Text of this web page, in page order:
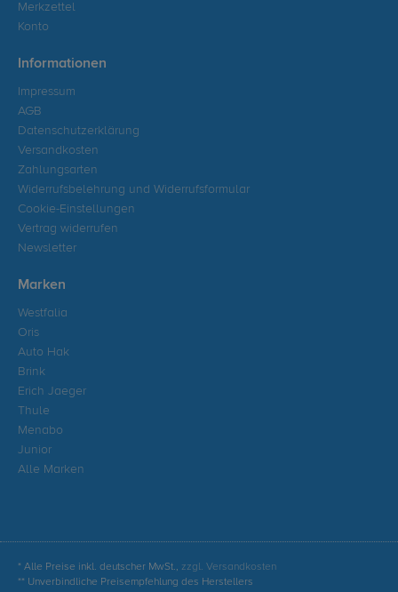
Merkzettel
Konto
Informationen
Impressum
AGB
Datenschutzerklärung
Versandkosten
Zahlungsarten
Widerrufsbelehrung und Widerrufsformular
Cookie-Einstellungen
Vertrag widerrufen
Newsletter
Marken
Westfalia
Oris
Auto Hak
Brink
Erich Jaeger
Thule
Menabo
Junior
Alle Marken
* Alle Preise inkl. deutscher MwSt., zzgl. Versandkosten
** Unverbindliche Preisempfehlung des Herstellers